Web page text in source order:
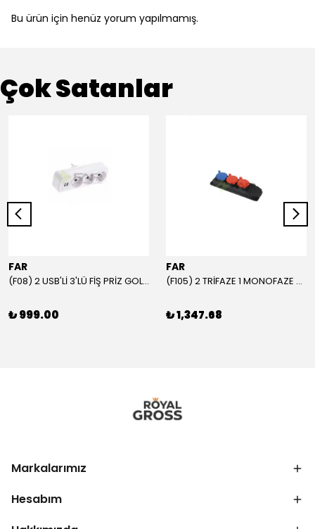
Bu ürün için henüz yorum yapılmamış.
Çok Satanlar
FAR
(F08) 2 USB'Lİ 3'LÜ FİŞ PRİZ GOLYAT
₺ 999.00
FAR
(F105) 2 TRİFAZE 1 MONOFAZE GRUP PRİZ
₺ 1,347.68
Markalarımız
Hesabım